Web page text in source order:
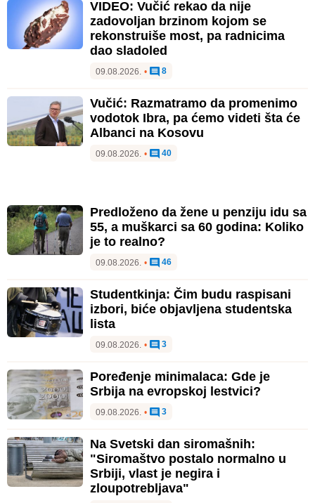
VIDEO: Vučić rekao da nije
zadovoljan brzinom kojom se
rekonstruiše most, pa radnicima
dao sladoled
09.08.2026. • 8
Vučić: Razmatramo da promenimo
vodotok Ibra, pa ćemo videti šta će
Albanci na Kosovu
09.08.2026. • 40
Predloženo da žene u penziju idu sa
55, a muškarci sa 60 godina: Koliko
je to realno?
09.08.2026. • 46
Studentkinja: Čim budu raspisani
izbori, biće objavljena studentska
lista
09.08.2026. • 3
Poređenje minimalaca: Gde je
Srbija na evropskoj lestvici?
09.08.2026. • 3
Na Svetski dan siromašnih:
"Siromaštvo postalo normalno u
Srbiji, vlast je negira i
zloupotrebljava"